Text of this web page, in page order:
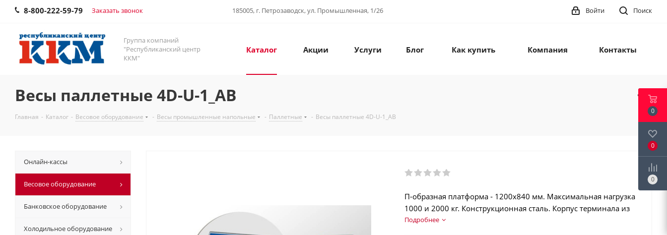
8-800-222-59-79 Заказать звонок 185005, г. Петрозаводск, ул. Промышленная, 1/26 Поиск
Войти
Группа компаний
"Республиканский центр
ККМ"
Каталог Акции Услуги Блог Как купить Компания Контакты
Весы паллетные 4D-U-1_AB
Главная - Каталог - Весовое оборудование - Весы промышленные напольные - Паллетные - Весы паллетные 4D-U-1_AB
П-образная платформа - 1200х840 мм. Максимальная нагрузка
1000 и 2000 кг. Конструкционная сталь. Корпус терминала из
нержавеющей стали. Аккумулятор. Класс защиты платформы -
Подробнее
Онлайн-кассы
Весовое оборудование
Банковское оборудование
Холодильное оборудование
0
0
0